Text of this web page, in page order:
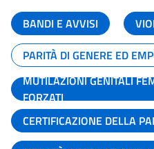
BANDI E AVVISI
PARITÀ DI GENERE ED
MUTILAZIONI GENITALI
FORZATI
CERTIFICAZIONE DELLA